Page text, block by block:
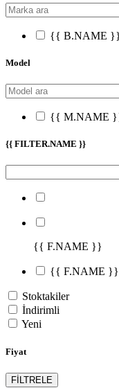
{{ B.NAME
Model
{{ M.NAME
{{ FILTER.NAME }}
{{ F.NAME }}
{{ F.NAME }}
Stoktakiler
İndirimli
Yeni
Fiyat
FİLTRELE